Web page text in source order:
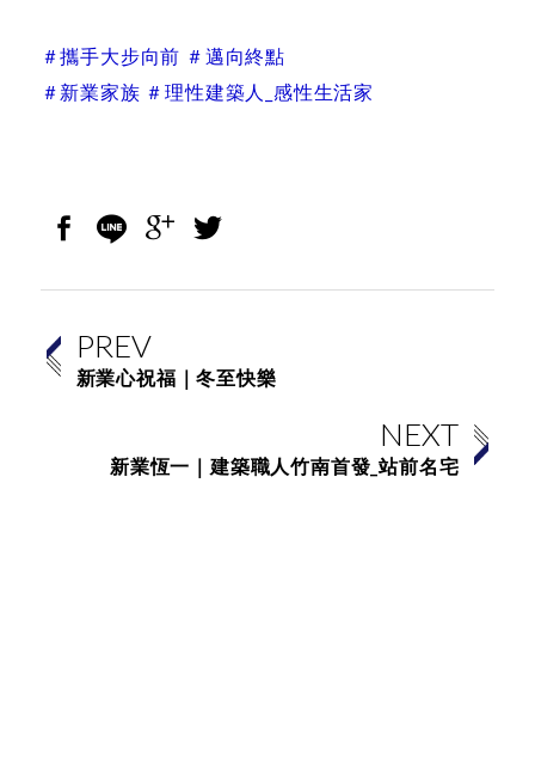
＃攜手大步向前 ＃邁向終點
＃新業家族 ＃理性建築人_感性生活家
PREV
新業心祝福｜冬至快樂
NEXT
新業恆一｜建築職人竹南首發_站前名宅